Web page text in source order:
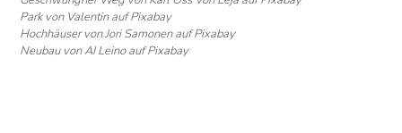
Park von Valentin auf Pixabay
Hochhäuser von Jori Samonen auf Pixabay
Neubau von AI Leino auf Pixabay